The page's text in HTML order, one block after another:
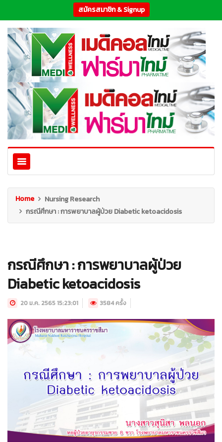
สมัครสมาชิก & Signup
Home
Nursing Research
กรณีศึกษา : การพยาบาลผู้ป่วย Diabetic ketoacidosis
กรณีศึกษา : การพยาบาลผู้ป่วย
Diabetic ketoacidosis
20 ม.ค. 2565 15:23:01 3584 ครั้ง